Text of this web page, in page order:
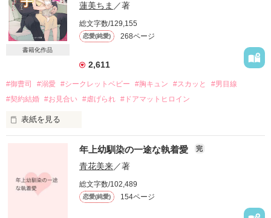
次第に巻き込まれる大きな事件
凛香のピンチを救うのは？
「命と引き換えてでも 必ず君を助ける」
書籍化作品
蓮美ちま ／著
総文字数/129,155
恋愛(純愛) 268ページ
2,611
#御曹司 #溺愛 #シークレットベビー #胸キュン #スカッと
#男目線
#契約結婚 #お見合い #虐げられ #ドアマットヒロイン
表紙を見る
灰色の人生から救ってくれたのは、
強要されて出席したお見合いの相手だった。
息を呑むほどの美貌の御曹司
年上幼馴染の一途な執着愛 完
青花美来／著
総文字数/102,489
恋愛(純愛) 154ページ